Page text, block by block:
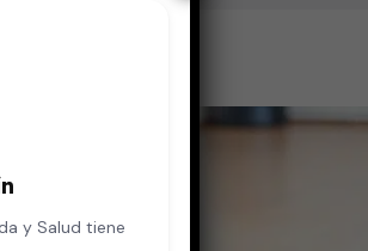
y Salud tiene